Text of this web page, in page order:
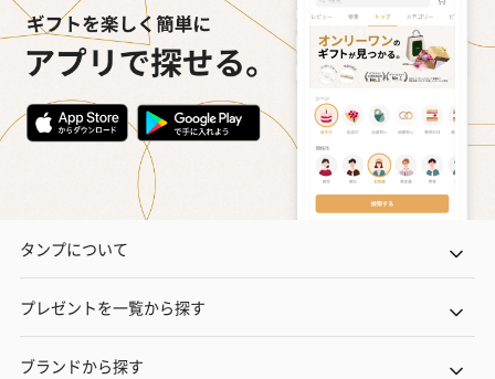
タンプについて
プレゼントを一覧から探す
ブランドから探す